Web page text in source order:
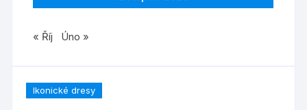
Ikonické dresy
« Říj Úno »